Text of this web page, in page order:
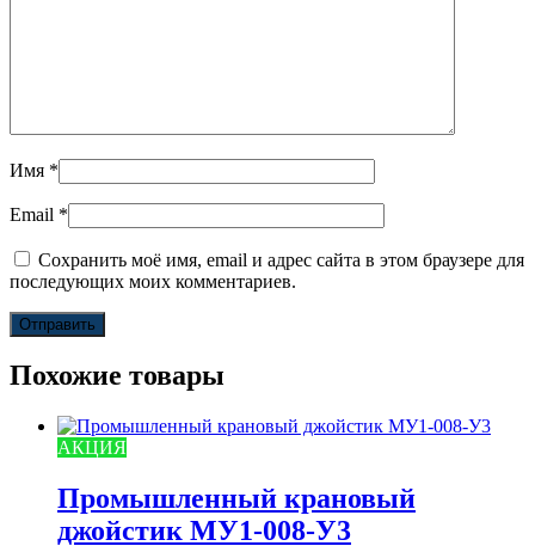
Имя *
Email *
Сохранить моё имя, email и адрес сайта в этом браузере для
последующих моих комментариев.
Похожие товары
АКЦИЯ
Промышленный крановый
джойстик МУ1-008-У3